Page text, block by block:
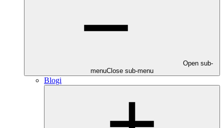
Open sub-
menuClose sub-menu
Blogi